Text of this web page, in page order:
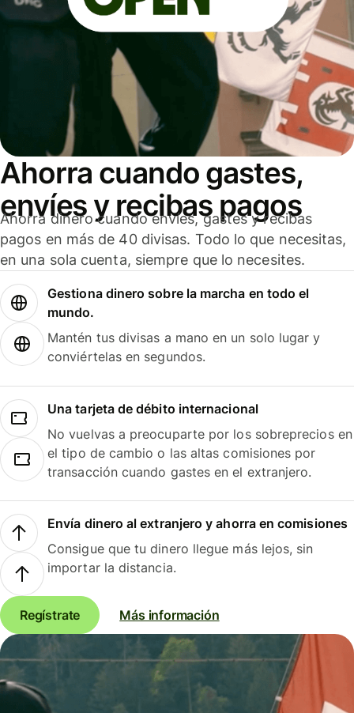
Ahorra cuando gastes,
envíes y recibas pagos
Ahorra dinero cuando envíes, gastes y recibas
pagos en más de 40 divisas. Todo lo que necesitas,
en una sola cuenta, siempre que lo necesites.
Gestiona dinero sobre la marcha en todo el
mundo.
Mantén tus divisas a mano en un solo lugar y
conviértelas en segundos.
Una tarjeta de débito internacional
No vuelvas a preocuparte por los sobreprecios en
el tipo de cambio o las altas comisiones por
transacción cuando gastes en el extranjero.
Envía dinero al extranjero y ahorra en comisiones
Consigue que tu dinero llegue más lejos, sin
importar la distancia.
Regístrate Más información